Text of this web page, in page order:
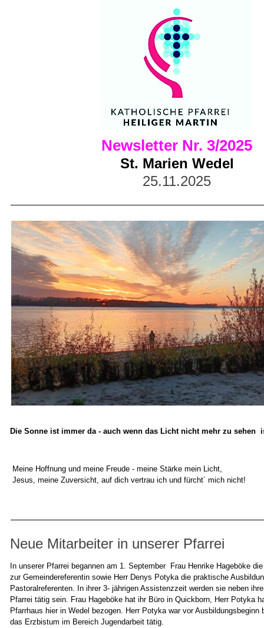
Newsletter Nr. 3/2025
St. Marien Wedel
25.11.2025
Die Sonne ist immer da - auch wenn das Licht nicht mehr zu sehen
Meine Hoffnung und meine Freude - meine
Jesus, meine Zuversicht, auf dich vertrau ich und fürcht´ mich nicht!
Neue Mitarbeiter in unserer Pfarrei
In unserer Pfarrei begannen am 1. September Frau Henrike Hageböke
zur Gemeindereferentin sowie Herr Denys Potyka die praktische
Pastoralreferenten. In ihrer 3- jährigen Assistenzzeit werden sie neben
Pfarrei tätig sein. Frau Hageböke hat ihr Büro in Quickborn, Herr Potyka
Pfarrhaus hier in Wedel bezogen. Herr Potyka war vor Ausbildungsbeginn
das Erzbistum im Bereich Jugendarbeit tätig.